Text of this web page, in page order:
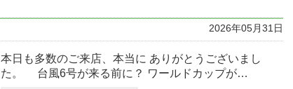
2026年05月31日
本日も多数のご来店、本当に ありがとうございまし
た。 台風6号が来る前に？ ワールドカップが…